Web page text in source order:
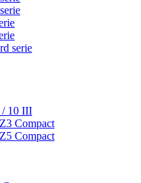
serie
/ 10 III
Compact
Compact